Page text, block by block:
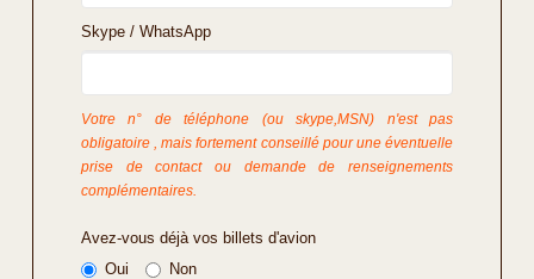
Skype / WhatsApp
Votre n° de téléphone (ou skype,MSN) n'est pas
obligatoire , mais fortement conseillé pour une éventuelle
prise de contact ou demande de renseignements
complémentaires.
Avez-vous déjà vos billets d'avion
Oui
Non